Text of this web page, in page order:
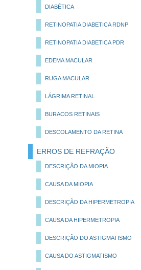
DIABÉTICA
RETINOPATIA DIABETICA RDNP
RETINOPATIA DIABETICA PDR
EDEMA MACULAR
RUGA MACULAR
LÁGRIMA RETINAL
BURACOS RETINAIS
DESCOLAMENTO DA RETINA
ERROS DE REFRAÇÃO
DESCRIÇÃO DA MIOPIA
CAUSA DA MIOPIA
DESCRIÇÃO DA HIPERMETROPIA
CAUSA DA HIPERMETROPIA
DESCRIÇÃO DO ASTIGMATISMO
CAUSA DO ASTIGMATISMO